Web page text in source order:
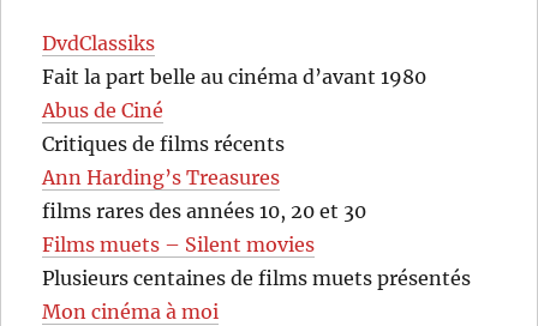
DvdClassiks
Fait la part belle au cinéma d’avant 1980
Abus de Ciné
Critiques de films récents
Ann Harding’s Treasures
films rares des années 10, 20 et 30
Films muets – Silent movies
Plusieurs centaines de films muets présentés
Mon cinéma à moi